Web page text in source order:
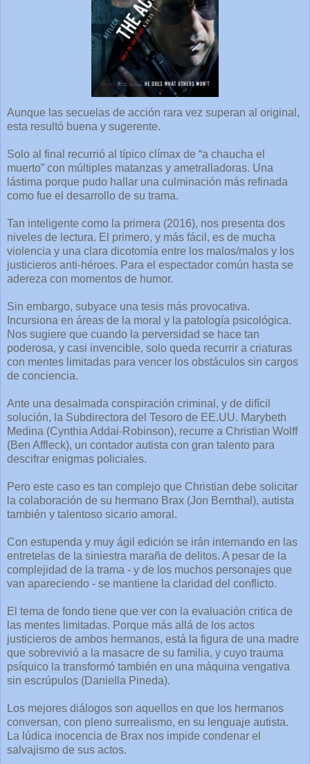
Aunque las secuelas de acción rara vez superan al original,
esta resultó buena y sugerente.
Solo al final recurrió al típico clímax de “a chaucha el
muerto” con múltiples matanzas y ametralladoras. Una
lástima porque pudo hallar una culminación más refinada
como fue el desarrollo de su trama.
Tan inteligente como la primera (2016), nos presenta dos
niveles de lectura. El primero, y más fácil, es de mucha
violencia y una clara dicotomía entre los malos/malos y los
justicieros anti-héroes. Para el espectador común hasta se
adereza con momentos de humor.
Sin embargo, subyace una tesis más provocativa.
Incursiona en áreas de la moral y la patología psicológica.
Nos sugiere que cuando la perversidad se hace tan
poderosa, y casi invencible, solo queda recurrir a criaturas
con mentes limitadas para vencer los obstáculos sin cargos
de conciencia.
Ante una desalmada conspiración criminal, y de difícil
solución, la Subdirectora del Tesoro de EE.UU. Marybeth
Medina (Cynthia Addai-Robinson), recurre a Christian Wolff
(Ben Affleck), un contador autista con gran talento para
descifrar enigmas policiales.
Pero este caso es tan complejo que Christian debe solicitar
la colaboración de su hermano Brax (Jon Bernthal), autista
también y talentoso sicario amoral.
Con estupenda y muy ágil edición se irán internando en las
entretelas de la siniestra maraña de delitos. A pesar de la
complejidad de la trama - y de los muchos personajes que
van apareciendo - se mantiene la claridad del conflicto.
El tema de fondo tiene que ver con la evaluación critica de
las mentes limitadas. Porque más allá de los actos
justicieros de ambos hermanos, está la figura de una madre
que sobrevivió a la masacre de su familia, y cuyo trauma
psíquico la transformó también en una máquina vengativa
sin escrúpulos (Daniella Pineda).
Los mejores diálogos son aquellos en que los hermanos
conversan, con pleno surrealismo, en su lenguaje autista.
La lúdica inocencia de Brax nos impide condenar el
salvajismo de sus actos.